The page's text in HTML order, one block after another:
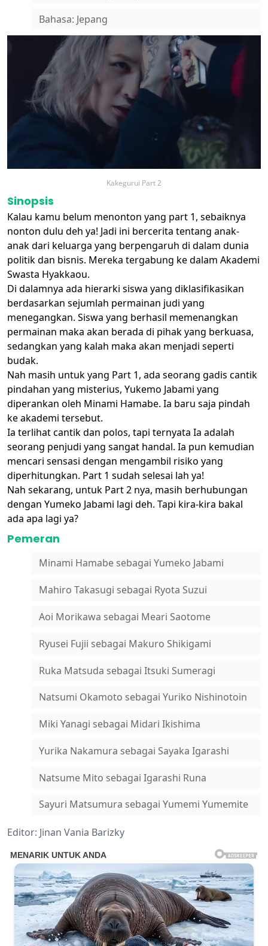
Bahasa: Jepang
Kakegurui Part 2
Sinopsis
Kalau kamu belum menonton yang part 1, sebaiknya
nonton dulu deh ya! Jadi ini bercerita tentang anak-
anak dari keluarga yang berpengaruh di dalam dunia
politik dan bisnis. Mereka tergabung ke dalam Akademi
Swasta Hyakkaou.
Di dalamnya ada hierarki siswa yang diklasifikasikan
berdasarkan sejumlah permainan judi yang
menegangkan. Siswa yang berhasil memenangkan
permainan maka akan berada di pihak yang berkuasa,
sedangkan yang kalah maka akan menjadi seperti
budak.
Nah masih untuk yang Part 1, ada seorang gadis cantik
pindahan yang misterius, Yukemo Jabami yang
diperankan oleh Minami Hamabe. Ia baru saja pindah
ke akademi tersebut.
Ia terlihat cantik dan polos, tapi ternyata Ia adalah
seorang penjudi yang sangat handal. Ia pun kemudian
mencari sensasi dengan mengambil risiko yang
diperhitungkan. Part 1 sudah selesai lah ya!
Nah sekarang, untuk Part 2 nya, masih berhubungan
dengan Yumeko Jabami lagi deh. Tapi kira-kira bakal
ada apa lagi ya?
Pemeran
Minami Hamabe sebagai Yumeko Jabami
Mahiro Takasugi sebagai Ryota Suzui
Aoi Morikawa sebagai Meari Saotome
Ryusei Fujii sebagai Makuro Shikigami
Ruka Matsuda sebagai Itsuki Sumeragi
Natsumi Okamoto sebagai Yuriko Nishinotoin
Miki Yanagi sebagai Midari Ikishima
Yurika Nakamura sebagai Sayaka Igarashi
Natsume Mito sebagai Igarashi Runa
Sayuri Matsumura sebagai Yumemi Yumemite
Editor: Jinan Vania Barizky